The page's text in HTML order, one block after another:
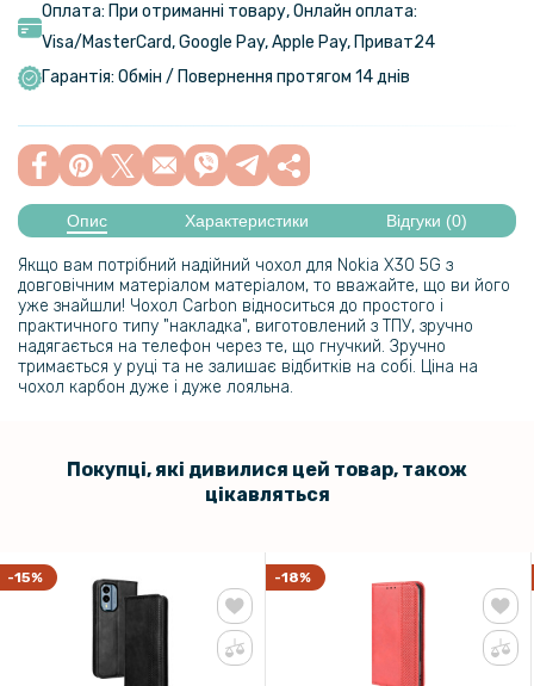
399 грн
Гідрогелева плівка iNobi Privacy Matte для Nokia X30 (Антишпигун)
144 грн
169 грн
Загартоване захисне скло Full Screen Tempered Glass для Nokia
X30, Black
159 грн
199 грн
Протиударна гідрогелева плівка Hydrogel Film для Nokia X30,
Transparent
199 грн
89 грн
129 грн
Захисне скло 2.5D 0.3mm Tempered Glass для Nokia X30
Оплата: При отриманні товару, Онлайн оплата:
Visa/MasterСard, Google Pay, Apple Pay, Приват24
Гарантія: Обмін / Повернення протягом 14 днів
Опис Характеристики Відгуки (0)
Якщо вам потрібний надійний чохол для Nokia X30 5G з
довговічним матеріалом матеріалом, то вважайте, що ви його
уже знайшли! Чохол Carbon відноситься до простого і
практичного типу "накладка", виготовлений з ТПУ, зручно
надягається на телефон через те, що гнучкий. Зручно
тримається у руці та не залишає відбитків на собі. Ціна на
чохол карбон дуже і дуже лояльна.
Покупці, які дивилися цей товар, також
цікавляться
-15% -18%